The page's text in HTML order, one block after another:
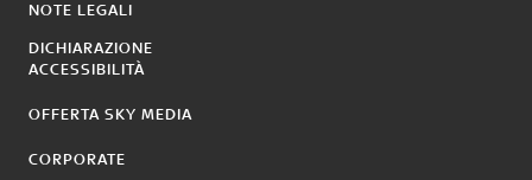
NOTE LEGALI
DICHIARAZIONE
ACCESSIBILITÀ
OFFERTA SKY MEDIA
CORPORATE